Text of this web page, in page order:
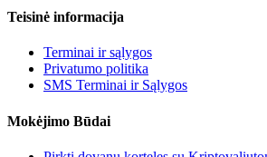
Teisinė informacija
Terminai ir sąlygos
Privatumo politika
SMS Terminai ir Sąlygos
Mokėjimo Būdai